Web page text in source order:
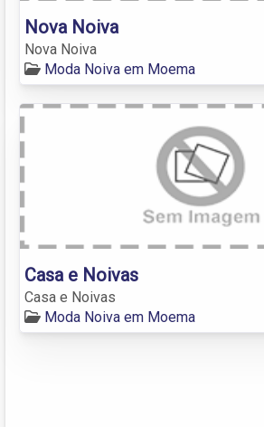
Nova Noiva
Nova Noiva
Moda Noiva em Moema
Casa e Noivas
Casa e Noivas
Moda Noiva em Moema